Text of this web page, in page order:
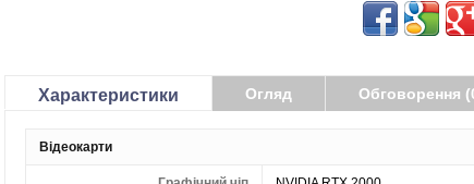
Характеристики Огляд Обговорення
Відеокарти